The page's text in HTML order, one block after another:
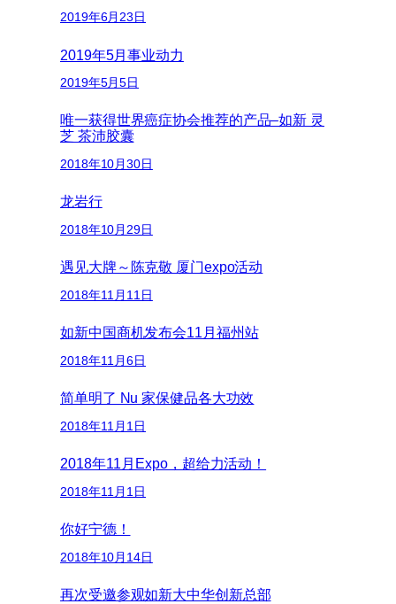
2019年6月23日
2019年5月事业动力
2019年5月5日
唯一获得世界癌症协会推荐的产品–如新 灵
芝 茶沛胶囊
2018年10月30日
龙岩行
2018年10月29日
遇见大牌～陈克敬 厦门expo活动
2018年11月11日
如新中国商机发布会11月福州站
2018年11月6日
简单明了 Nu 家保健品各大功效
2018年11月1日
2018年11月Expo，超给力活动！
2018年11月1日
你好宁德！
2018年10月14日
再次受邀参观如新大中华创新总部